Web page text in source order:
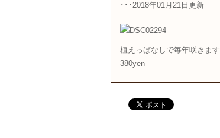
･･･2018年01月21日更新
植えっぱなしで毎年咲きま
380yen